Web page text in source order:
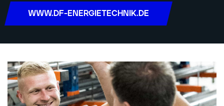
WWW.DF-ENERGIETECHNIK.DE